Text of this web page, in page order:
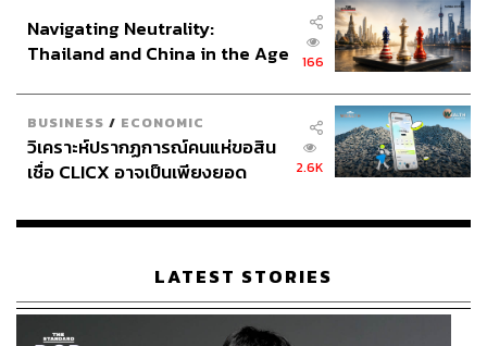
Navigating Neutrality:
Thailand and China in the Age
166
BUSINESS / ECONOMIC
วิเคราะห์ปรากฏการณ์คนแห่ขอสิน
เชื่อ CLICX อาจเป็นเพียงยอด
เรือนไทยที่ถูกซุกไว้
2.6K
LATEST STORIES